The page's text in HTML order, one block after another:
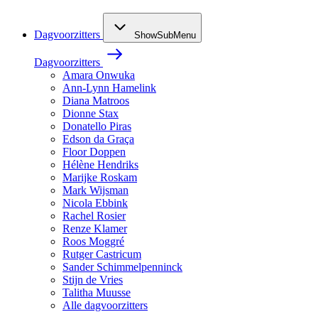
Dagvoorzitters ShowSubMenu
Dagvoorzitters
Amara Onwuka
Ann-Lynn Hamelink
Diana Matroos
Dionne Stax
Donatello Piras
Edson da Graça
Floor Doppen
Hélène Hendriks
Marijke Roskam
Mark Wijsman
Nicola Ebbink
Rachel Rosier
Renze Klamer
Roos Moggré
Rutger Castricum
Sander Schimmelpenninck
Stijn de Vries
Talitha Muusse
Alle dagvoorzitters